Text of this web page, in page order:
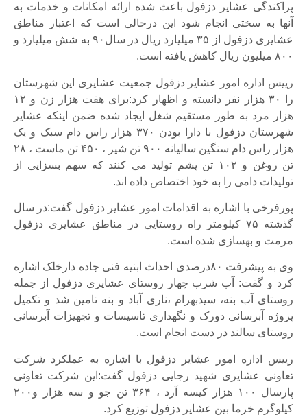
پراکندگی عشایر دزفول باعث شده ارائه امکانات و خدمات به
آنها به سختی انجام شود این درحالی است که اعتبار مناطق
عشایری دزفول از ۳۵ میلیارد ریال در سال۹۰ به شش میلیارد و
۸۰۰ میلیون ریال کاهش یافته است.
رییس اداره امور عشایر دزفول جمعیت عشایری این شهرستان
را ۳۰ هزار نفر دانسته و اظهار کرد:برای هفت هزار زن و ۱۲
هزار مرد به طور مستقیم شغل ایجاد شده ضمن اینکه عشایر
شهرستان دزفول با دارا بودن ۳۷۰ هزار راس دام سبک و یک
هزار راس دام سنگین سالیانه ۹۰۰ تن شیر ، ۴۵۰ تن ماست ، ۲۸
تن روغن و ۱۰۲ تن پشم تولید می کنند که سهم بسزایی از
تولیدات دامی را به خود اختصاص داده اند.
پورفرخی با اشاره به اقدامات امور عشایر دزفول گفت:در سال
گذشته ۷۵ کیلومتر راه روستایی در مناطق عشایری دزفول
مرمت و بهسازی شده است.
وی به پیشرفت ۸۰درصدی احداث ابنیه فنی جاده دارخلک اشاره
کرد و گفت: آب شرب چهار روستای عشایری دزفول از جمله
روستای آب بنه، سیدبهرام ،ناری آباد و بنه تامین شد و تکمیل
پروژه آبرسانی دورک و نگهداری تاسیسات و تجهیزات آبرسانی
روستای سالند در دست انجام است.
رییس اداره امور عشایر دزفول با اشاره به عملکرد شرکت
تعاونی عشایری شهید رجایی دزفول گفت:این شرکت تعاونی
پارسال ۱۰۰ هزار کیسه آرد ، ۳۶۴ تن جو و سه هزار و۲۰۰
کیلوگرم خرما بین عشایر دزفول توزیع کرد.